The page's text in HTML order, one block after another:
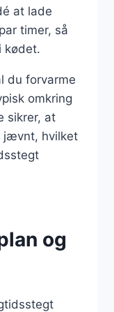
at lade
timer, så
kødet.
du forvarme
omkring
sikrer, at
jævnt, hvilket
og